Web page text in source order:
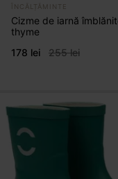
ÎNCĂLȚĂMINTE
Cizme de iarnă
thyme
178 lei
255 lei